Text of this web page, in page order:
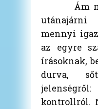
Ám
mennyi
az egyre
írásoknak,
durva,
kontrollról.